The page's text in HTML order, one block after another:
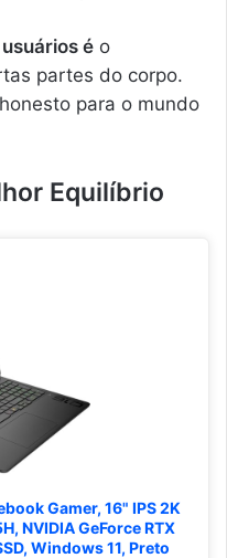
é o
partes do corpo.
para o mundo
Equilíbrio
Gamer, 16" IPS 2K
NVIDIA GeForce RTX
Windows 11, Preto